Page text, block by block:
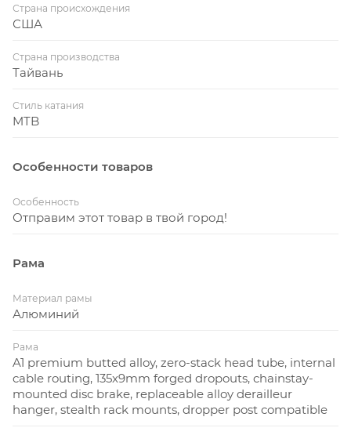
надежное, легкое и прочное решение.
MT200.
см)
см)
см)
Страна происхождения
США
Страна производства
Тайвань
Стиль катания
MTB
Особенности товаров
Особенность
Отправим этот товар в твой город!
Рама
Материал рамы
Алюминий
Рама
A1 premium butted alloy, zero-stack head tube, internal
cable routing, 135x9mm forged dropouts, chainstay-
mounted disc brake, replaceable alloy derailleur
hanger, stealth rack mounts, dropper post compatible